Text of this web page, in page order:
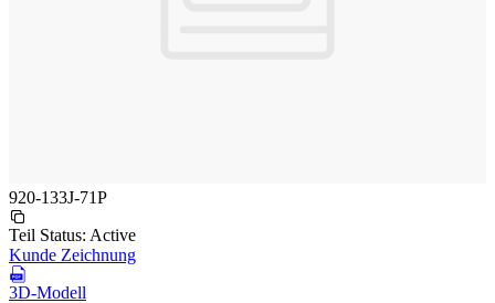
920-133J-71P
Teil Status: Active
Kunde Zeichnung
3D-Modell